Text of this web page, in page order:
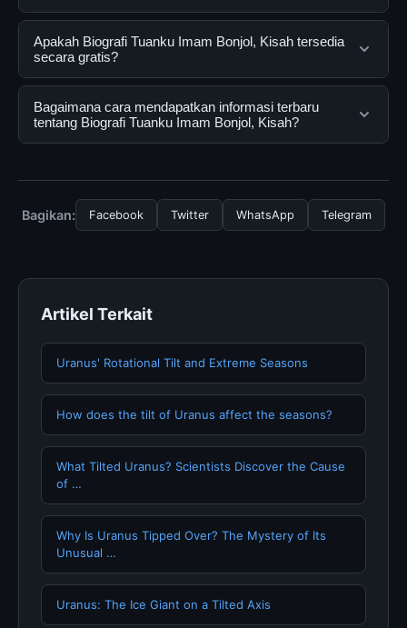
Biografi Tuanku Imam Bonjol, Kisah adalah layanan
digital yang dirancang untuk membantu pengguna
mendapatkan informasi lengkap dan terpercaya. Anda
dapat menggunakannya dengan mengunjungi situs
resmi dan mengikuti panduan yang tersedia.
Apakah Biografi Tuanku Imam Bonjol, Kisah tersedia
secara gratis?
Ya, Biografi Tuanku Imam Bonjol, Kisah dapat diakses
secara gratis oleh semua pengguna. Tidak ada biaya
tersembunyi atau langganan yang diperlukan untuk
Bagaimana cara mendapatkan informasi terbaru
tentang Biografi Tuanku Imam Bonjol, Kisah?
halaman resmi kami secara berkala. Kami selalu
memperbarui konten dengan informasi terkini dan
Bagikan: Facebook Twitter WhatsApp Telegram
Artikel Terkait
Uranus' Rotational Tilt and Extreme Seasons
How does the tilt of Uranus affect the seasons?
What Tilted Uranus? Scientists Discover the Cause
of …
Why Is Uranus Tipped Over? The Mystery of Its
Unusual …
Uranus: The Ice Giant on a Tilted Axis